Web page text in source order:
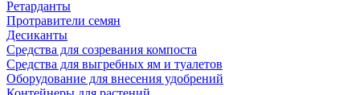
Ретарданты
Протравители семян
Десиканты
Средства для созревания компоста
Средства для выгребных ям и туалетов
Оборудование для внесения удобрений